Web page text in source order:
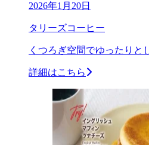
2026年1月20日
タリーズコーヒー
くつろぎ空間でゆったりと
詳細はこちら